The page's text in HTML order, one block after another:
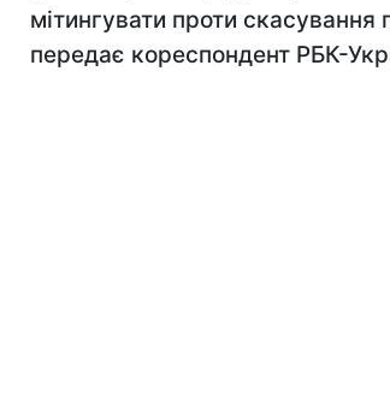
мітингувати проти скасування
передає кореспондент РБК-